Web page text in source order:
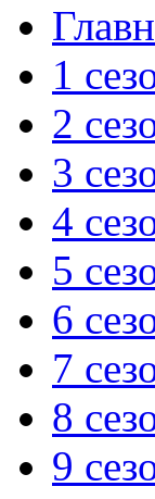
1
2
3
4
5
6
7
8
9